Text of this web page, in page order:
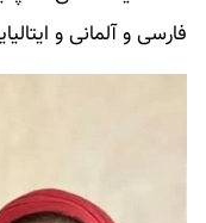
فارسی و آلمانی و